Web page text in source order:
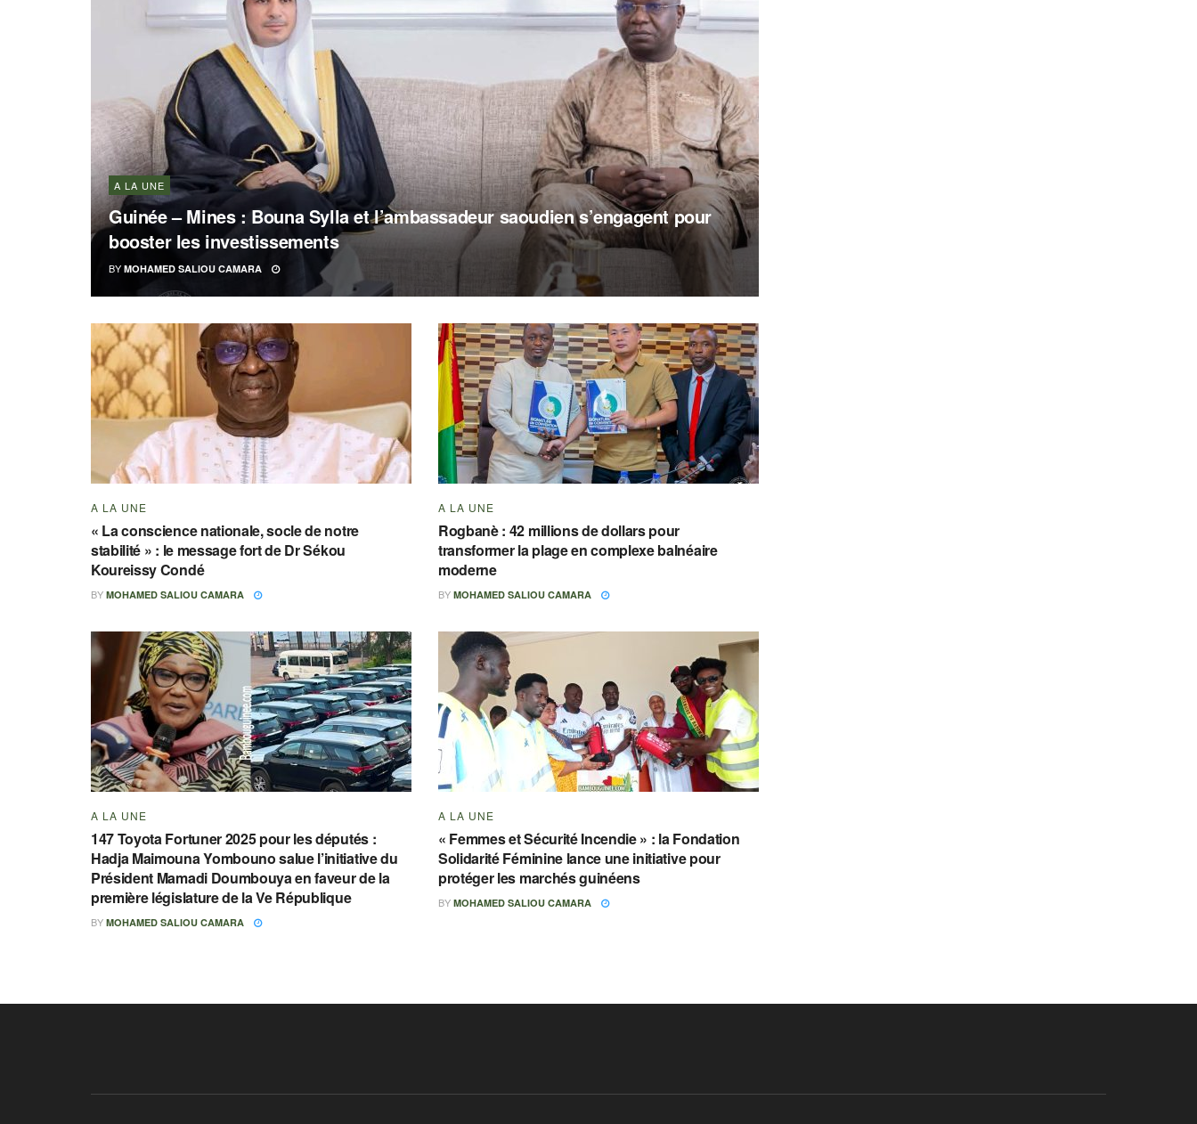
A LA UNE
Guinée – Mines : Bouna Sylla et l’ambassadeur saoudien s’engagent pour
booster les investissements
BY MOHAMED SALIOU CAMARA
A LA UNE
« La conscience nationale, socle de notre
stabilité » : le message fort de Dr Sékou
Koureissy Condé
BY MOHAMED SALIOU CAMARA
A LA UNE
Rogbanè : 42 millions de dollars pour
transformer la plage en complexe balnéaire
moderne
BY MOHAMED SALIOU CAMARA
A LA UNE
147 Toyota Fortuner 2025 pour les députés :
Hadja Maimouna Yombouno salue l’initiative du
Président Mamadi Doumbouya en faveur de la
première législature de la Ve République
BY MOHAMED SALIOU CAMARA
A LA UNE
« Femmes et Sécurité Incendie » : la Fondation
Solidarité Féminine lance une initiative pour
protéger les marchés guinéens
BY MOHAMED SALIOU CAMARA